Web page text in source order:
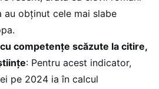
au obținut cele mai slabe
competențe scăzute la citire,
: Pentru acest indicator,
pe 2024 ia în calcul